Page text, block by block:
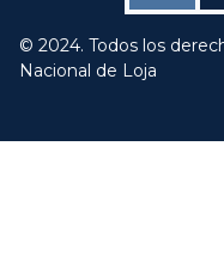
© 2024. Todos los
Nacional de Loja